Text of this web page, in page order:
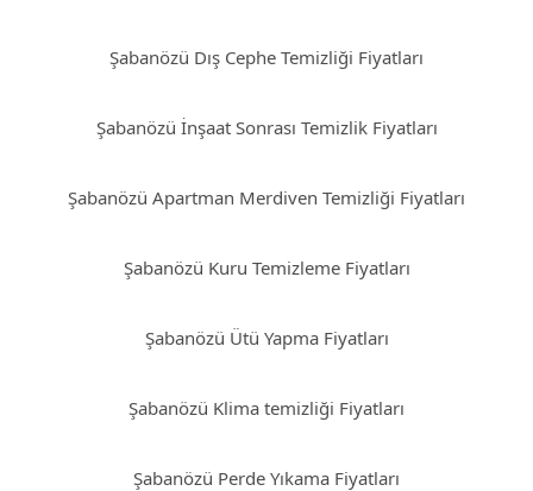
Şabanözü Dış Cephe Temizliği Fiyatları
Şabanözü İnşaat Sonrası Temizlik Fiyatları
Şabanözü Apartman Merdiven Temizliği Fiyatları
Şabanözü Kuru Temizleme Fiyatları
Şabanözü Ütü Yapma Fiyatları
Şabanözü Klima temizliği Fiyatları
Şabanözü Perde Yıkama Fiyatları